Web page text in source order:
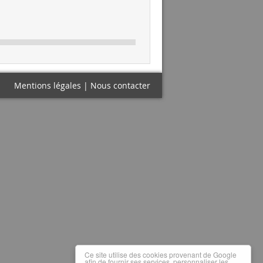
Mentions légales | Nous contacter
Ce site utilise des cookies provenant de Google